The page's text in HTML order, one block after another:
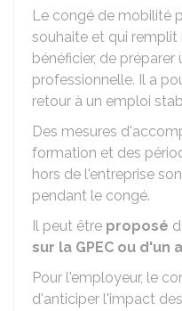
Le congé de mobilité
souhaite et qui
bénéficier, de préparer
professionnelle. Il a
retour à un emploi
Des mesures
formation et des
hors de l'entreprise
pendant le congé.
Il peut être proposé
sur la GPEC ou d'un
Pour l'employeur, le
d'anticiper l'impact